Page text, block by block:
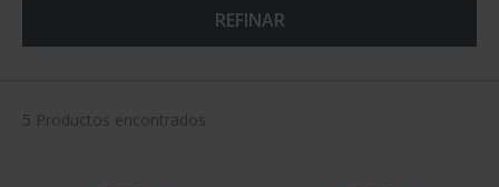
REFINAR
5 Productos encontrados